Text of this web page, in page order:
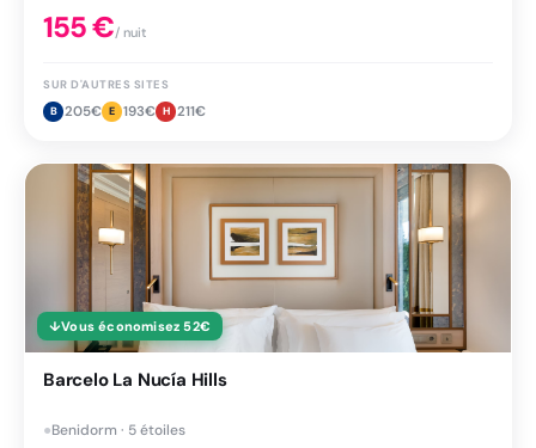
155€/ nuit
SUR D'AUTRES SITES
B 205€ E 193€ H 211€
↓Vous économisez 52€
Barcelo La Nucía Hills
●Benidorm · 5 étoiles